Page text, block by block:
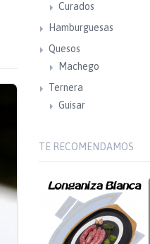
Curados
Hamburguesas
Quesos
Machego
Ternera
Guisar
TE RECOMENDAMOS